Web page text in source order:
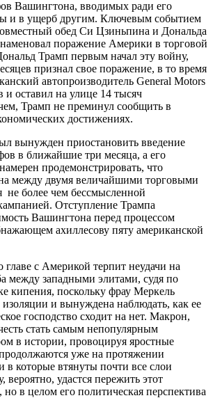
Вашингтона, вводимых ради его
и в ущерб другим. Ключевым событием
обед Си Цзиньпина и Дональда
поражение Америки в торговой
Трамп первым начал эту войну,
признал свое поражение, в то время
автопроизводитель General Motors
и оставил на улице 14 тысяч
Трамп не преминул сообщить в
достижениях.
вынужден приостановить введение
в ближайшие три месяца, а его
продемонстрировать, что
между двумя величайшими торговыми
не более чем бессмысленной
Отступление Трампа
Вашингтона перед процессом
ахиллесову пяту американской
главе с Америкой терпит неудачи на
между западными элитами, судя по
кипения, поскольку фрау Меркель
изоляции и вынуждена наблюдать, как ее
господство сходит на нет. Макрон,
стать самым непопулярным
в истории, провоцируя яростные
уже на протяжении
в которые втянуты почти все слои
вероятно, удастся пережить этот
в целом его политическая перспектива